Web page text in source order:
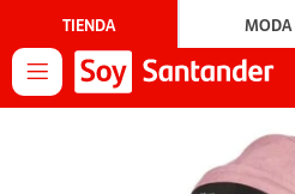
TIENDA MODA
